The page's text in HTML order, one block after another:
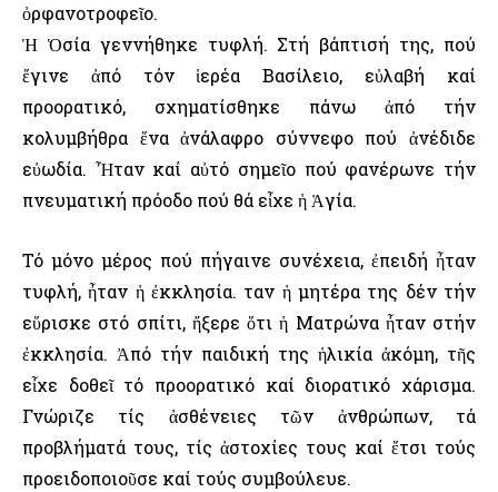
ὀρφανοτροφεῖο.
Ἡ Ὁσία γεννήθηκε τυφλή. Στή βάπτισή της, πού
ἔγινε ἀπό τόν ἱερέα Βασίλειο, εὐλαβή καί
προορατικό, σχηματίσθηκε πάνω ἀπό τήν
κολυμβήθρα ἕνα ἀνάλαφρο σύννεφο πού ἀνέδιδε
εὐωδία. Ἦταν καί αὐτό σημεῖο πού φανέρωνε τήν
πνευματική πρόοδο πού θά εἶχε ἡ Ἁγία.
Τό μόνο μέρος πού πήγαινε συνέχεια, ἐπειδή ἦταν
τυφλή, ἦταν ἡ ἐκκλησία. Ὅταν ἡ μητέρα της δέν τήν
εὕρισκε στό σπίτι, ἤξερε ὅτι ἡ Ματρώνα ἦταν στήν
ἐκκλησία. Ἀπό τήν παιδική της ἡλικία ἀκόμη, τῆς
εἶχε δοθεῖ τό προορατικό καί διορατικό χάρισμα.
Γνώριζε τίς ἀσθένειες τῶν ἀνθρώπων, τά
προβλήματά τους, τίς ἀστοχίες τους καί ἔτσι τούς
προειδοποιοῦσε καί τούς συμβούλευε.